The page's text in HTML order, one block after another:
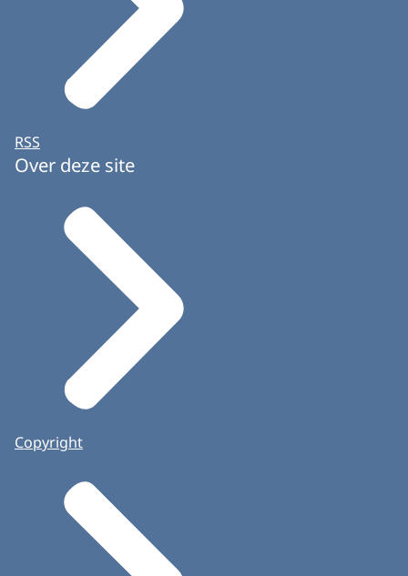
RSS
Over deze site
Copyright